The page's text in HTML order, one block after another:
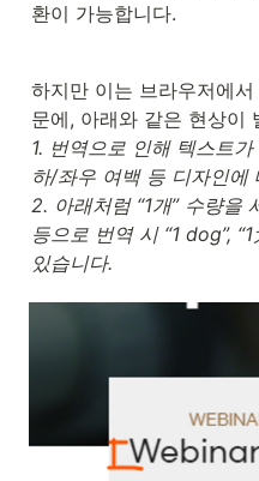
환이 가능합니다.
하지만 이는 브라우저에
1. 번역으로 인해 텍스트
하/좌우 여백 등 디자인에
2. 아래처럼 “1개” 수량을
등으로 번역 시 “1 dog”,
있습니다.